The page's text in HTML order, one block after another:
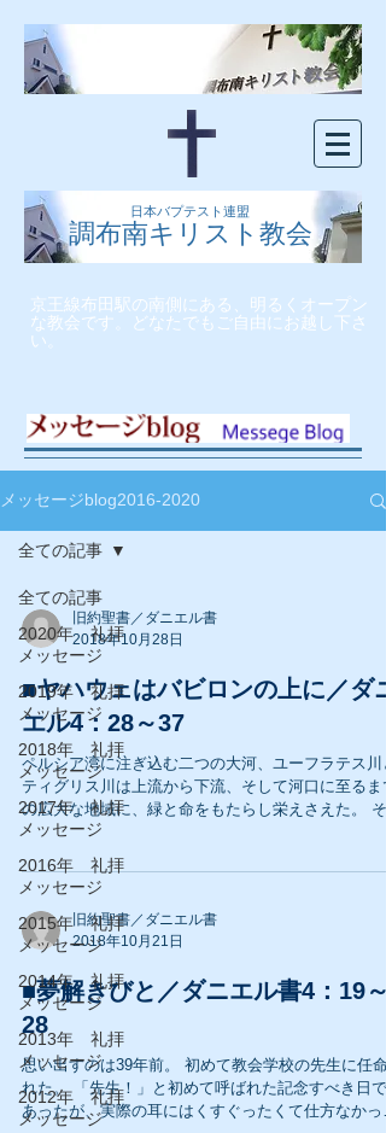
日本バプテスト連盟
調布南キリスト教会
京王線布田駅の南側にある、明るくオープン
な教会です。どなたでもご自由にお越し下さ
い。
メッセージblog2016-2020
全ての記事
2020年 礼拝
メッセージ
2019年 礼拝
メッセージ
2018年 礼拝
メッセージ
2017年 礼拝
メッセージ
2016年 礼拝
メッセージ
2015年 礼拝
メッセージ
2014年 礼拝
メッセージ
2013年 礼拝
メッセージ
2012年 礼拝
メッセージ
全ての記事
旧約聖書／ダニエル書
2018年10月28日
■ヤハウェはバビロンの上に／ダニ
エル4：28～37
ペルシア湾に注ぎ込む二つの大河、ユーフラテス川
ティグリス川は上流から下流、そして河口に至るま
の広大な地域に、緑と命をもたらし栄えさえた。 そ
てペルシア湾に注ぎ込む河口付近は、上流からの土
自然界の雑多な産物が運び込まれ、更なる肥沃地帯
造り出した。...
旧約聖書／ダニエル書
2018年10月21日
■夢解きびと／ダニエル書4：19～
28
思い出すのは39年前。 初めて教会学校の先生に任命
れた。 「先生！」と初めて呼ばれた記念すべき日で
あったが、実際の耳にはくすぐったくて仕方なかっ